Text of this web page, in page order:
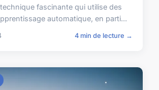
fascinante qui utilise des
automatique, en parti...
4 min de lecture →